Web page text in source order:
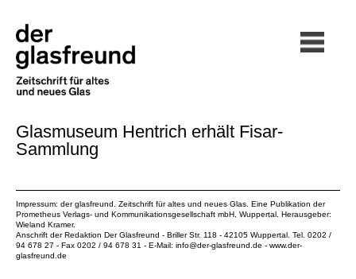
Glasmuseum Hentrich erhält Fisar-
Sammlung
Impressum: der glasfreund. Zeitschrift für altes und neues Glas. Eine Publikation der
Prometheus Verlags- und Kommunikationsgesellschaft mbH , Wuppertal. Herausgeber:
Wieland Kramer.
Anschrift der Redaktion Der Glasfreund - Briller Str. 118 - 42105 Wuppertal. Tel. 0202 /
94 678 27 - Fax 0202 / 94 678 31 - E-Mail: info@der-glasfreund.de - www.der-
glasfreund.de